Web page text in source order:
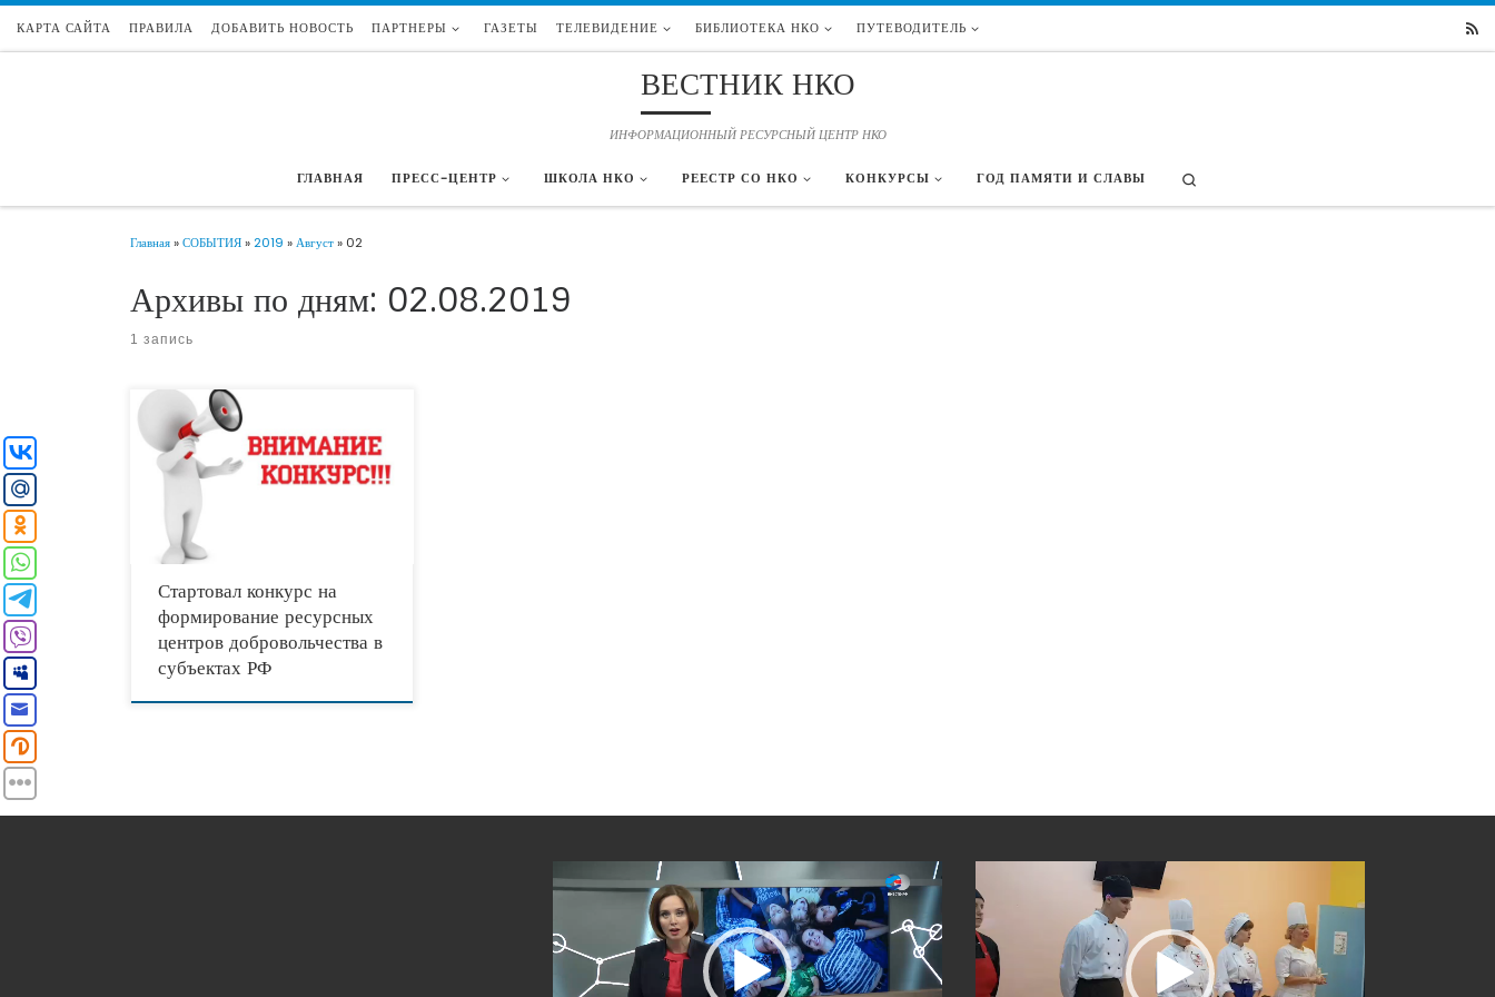
Перейти к содержимому
КАРТА САЙТА ПРАВИЛА ДОБАВИТЬ НОВОСТЬ ПАРТНЕРЫ ГАЗЕТЫ ТЕЛЕВИДЕНИЕ БИБЛИОТЕКА НКО ПУТЕВОДИТЕЛЬ
ВЕСТНИК НКО
ИНФОРМАЦИОННЫЙ РЕСУРСНЫЙ ЦЕНТР НКО
ГЛАВНАЯ ПРЕСС-ЦЕНТР ШКОЛА НКО РЕЕСТР СО НКО КОНКУРСЫ ГОД ПАМЯТИ И СЛАВЫ
Главная»СОБЫТИЯ»2019 »Август» 02
Архивы по дням: 02.08.2019
1 запись
Ассоциация волонтерских центров объявила
старт конкурса среди добровольческих
(волонтерских) организаций на
формирование ресурсных центров
конкурса к осени текущего года подобные
центры
Стартовал конкурс на
формирование ресурсных
центров добровольчества в
субъектах РФ